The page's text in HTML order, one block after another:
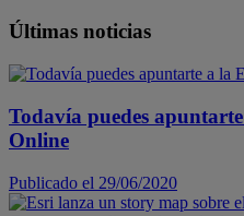
Últimas noticias
Todavía puedes
Online
Publicado el 29/06/2020